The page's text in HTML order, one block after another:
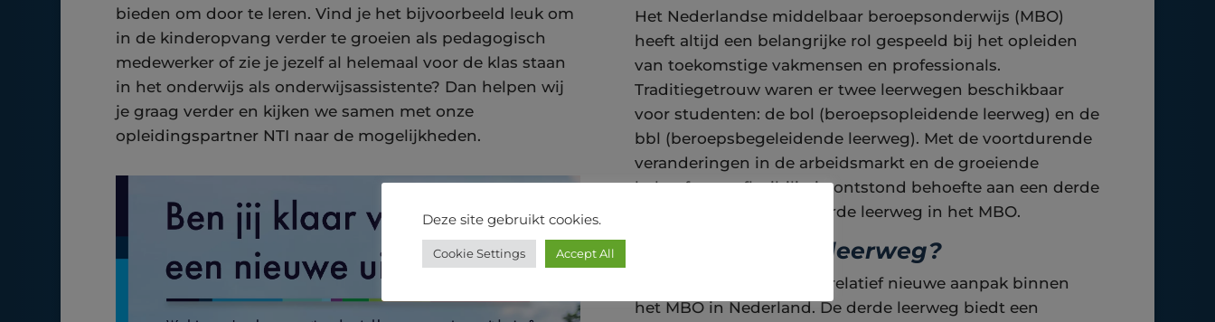
bieden om door te leren. Vind je het bijvoorbeeld leuk om
in de kinderopvang verder te groeien als pedagogisch
medewerker of zie je jezelf al helemaal voor de klas staan
in het onderwijs als onderwijsassistente? Dan helpen wij
je graag verder en kijken we samen met onze
opleidingspartner NTI naar de mogelijkheden.
Het Nederlandse middelbaar beroepsonderwijs (MBO)
heeft altijd een belangrijke rol gespeeld bij het opleiden
van toekomstige vakmensen en professionals.
Traditiegetrouw waren er twee leerwegen beschikbaar
voor studenten: de bol (beroepsopleidende leerweg) en de
bbl (beroepsbegeleidende leerweg). Met de voortdurende
veranderingen in de arbeidsmarkt en de groeiende
behoefte aan flexibiliteit, ontstond behoefte aan een derde
optie. Zo ontstond de derde leerweg in het MBO.
Wat is de derde leerweg?
De derde leerweg is een relatief nieuwe aanpak binnen
het MBO in Nederland. De derde leerweg biedt een
Deze site gebruikt cookies.
Cookie Settings Accept All